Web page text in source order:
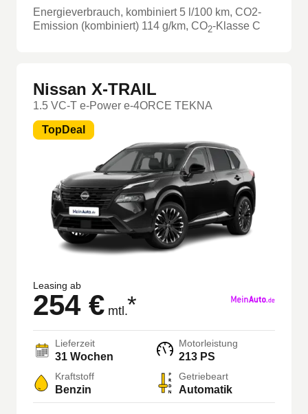
Energieverbrauch, kombiniert 5 l/100 km, CO2-
Emission (kombiniert) 114 g/km, CO2-Klasse C
Nissan X-TRAIL
1.5 VC-T e-Power e-4ORCE TEKNA
TopDeal
Leasing ab
254 € mtl.*
Lieferzeit
31 Wochen
Motorleistung
213 PS
Kraftstoff
Benzin
Getriebeart
Automatik